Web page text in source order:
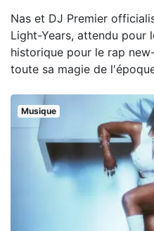
Nas et DJ Premier
Light-Years, attendu pour
historique pour le rap
toute sa magie de
Musique